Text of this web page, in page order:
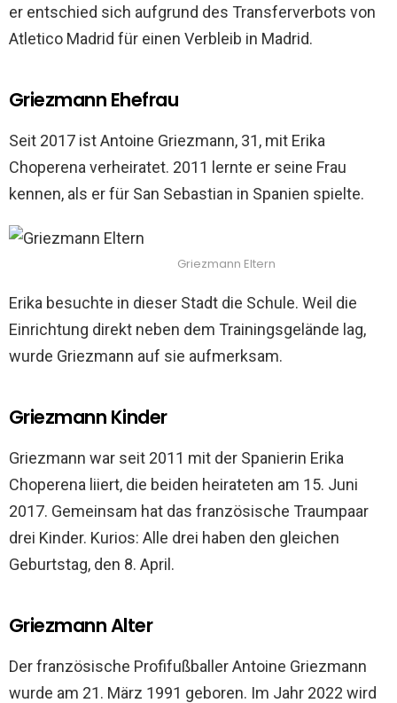
er entschied sich aufgrund des Transferverbots von
Atletico Madrid für einen Verbleib in Madrid.
Griezmann Ehefrau
Seit 2017 ist Antoine Griezmann, 31, mit Erika
Choperena verheiratet. 2011 lernte er seine Frau
kennen, als er für San Sebastian in Spanien spielte.
Griezmann Eltern
Erika besuchte in dieser Stadt die Schule. Weil die
Einrichtung direkt neben dem Trainingsgelände lag,
wurde Griezmann auf sie aufmerksam.
Griezmann Kinder
Griezmann war seit 2011 mit der Spanierin Erika
Choperena liiert, die beiden heirateten am 15. Juni
2017. Gemeinsam hat das französische Traumpaar
drei Kinder. Kurios: Alle drei haben den gleichen
Geburtstag, den 8. April.
Griezmann Alter
Der französische Profifußballer Antoine Griezmann
wurde am 21. März 1991 geboren. Im Jahr 2022 wird